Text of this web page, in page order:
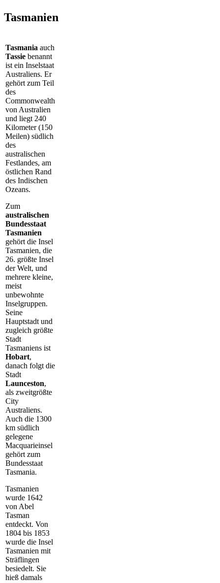
Tasmanien
Tasmania auch
Tassie benannt
ist ein Inselstaat
Australiens. Er
gehört zum Teil
des
Commonwealth
von Australien
und liegt 240
Kilometer (150
Meilen) südlich
des
australischen
Festlandes, am
östlichen Rand
des Indischen
Ozeans.
Zum
australischen
Bundesstaat
Tasmanien
gehört die Insel
Tasmanien, die
26. größte Insel
der Welt, und
mehrere kleine,
meist
unbewohnte
Inselgruppen.
Seine
Hauptstadt und
zugleich größte
Stadt
Tasmaniens ist
Hobart,
danach folgt die
Stadt
Launceston,
als zweitgrößte
City
Australiens.
Auch die 1300
km südlich
gelegene
Macquarieinsel
gehört zum
Bundesstaat
Tasmania.
Tasmanien
wurde 1642
von Abel
Tasman
entdeckt. Von
1804 bis 1853
wurde die Insel
Tasmanien mit
Sträflingen
besiedelt. Sie
hieß damals